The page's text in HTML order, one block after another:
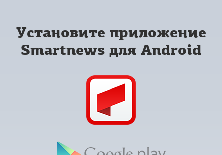
Установите приложение
Smartnews для Android